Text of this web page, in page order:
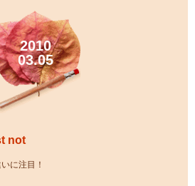
2010
03.05
not
に注目！